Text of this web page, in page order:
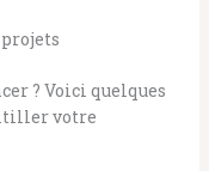
? Voici quelques
votre